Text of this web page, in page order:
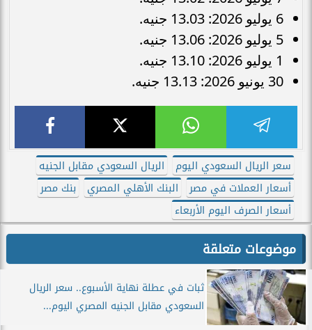
6 يوليو 2026: 13.03 جنيه.
5 يوليو 2026: 13.06 جنيه.
1 يوليو 2026: 13.10 جنيه.
30 يونيو 2026: 13.13 جنيه.
سعر الريال السعودي اليوم
الريال السعودي مقابل الجنيه
أسعار العملات في مصر
البنك الأهلي المصري
بنك مصر
أسعار الصرف اليوم الأربعاء
موضوعات متعلقة
ثبات في عطلة نهاية الأسبوع.. سعر الريال
السعودي مقابل الجنيه المصري اليوم...